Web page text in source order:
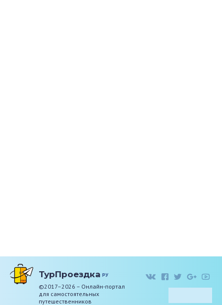
ТурПроездка ру
©2017–2026 – Онлайн-портал
для самостоятельных
путешественников